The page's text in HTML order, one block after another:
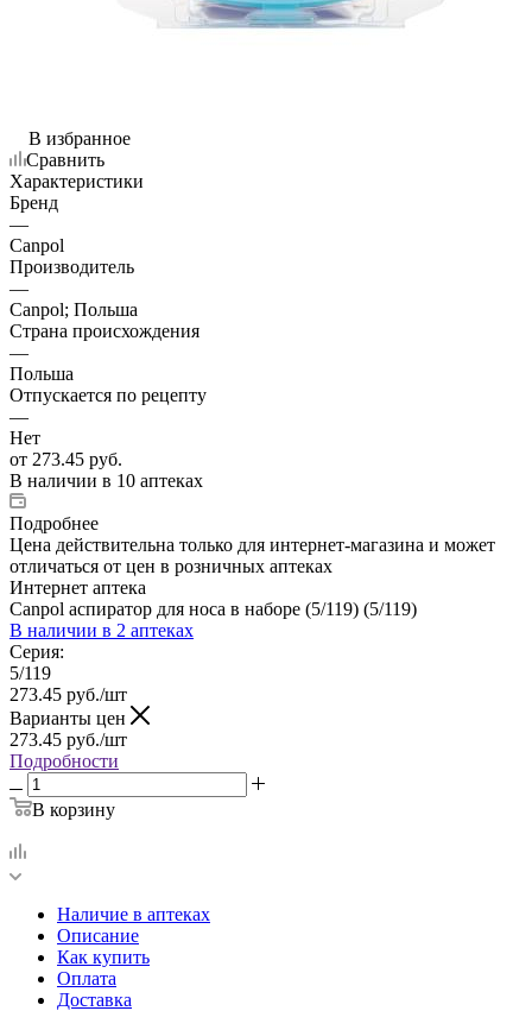
В избранное
Сравнить
Характеристики
Бренд
—
Canpol
Производитель
—
Canpol; Польша
Страна происхождения
—
Польша
Отпускается по рецепту
—
Нет
от 273.45 руб.
В наличии в 10 аптеках
Подробнее
Цена действительна только для интернет-магазина и может
отличаться от цен в розничных аптеках
Интернет аптека
Canpol аспиратор для носа в наборе (5/119) (5/119)
В наличии в 2 аптеках
Серия:
5/119
273.45 руб./шт
Варианты цен
273.45 руб./шт
Подробности
В корзину
Наличие в аптеках
Описание
Как купить
Оплата
Доставка